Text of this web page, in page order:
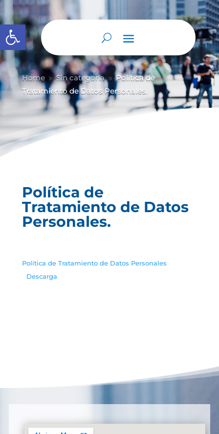
Abrir barra de herramientas
Home 9 Sin categoría 9 Política de
Tratamiento de Datos Personales.
Política de
Tratamiento de Datos
Personales.
Política de Tratamiento de Datos Personales
Descarga